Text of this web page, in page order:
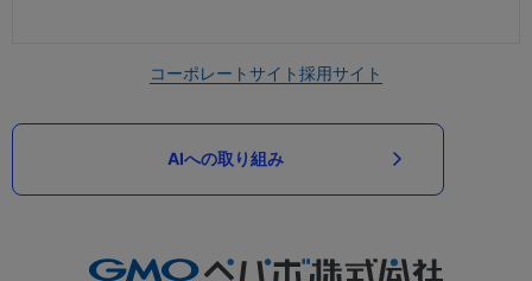
コーポレートサイト採用サイト
AIへの取り組み